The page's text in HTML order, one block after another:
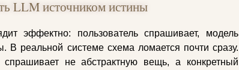
LLM источником истины
эффектно: пользователь спрашивает, модель
В реальной системе схема ломается почти сразу.
спрашивает не абстрактную вещь, а конкретный